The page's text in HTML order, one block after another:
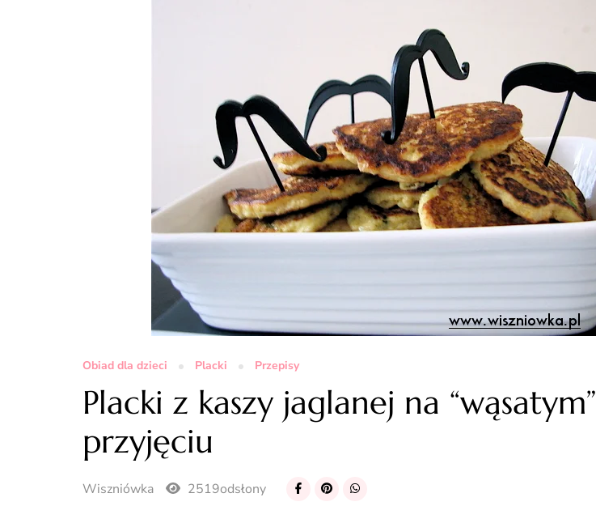
Obiad dla dzieci Placki Przepisy
Placki z kaszy jaglanej na “wąsatym”
przyjęciu
Wiszniówka 2519odsłony